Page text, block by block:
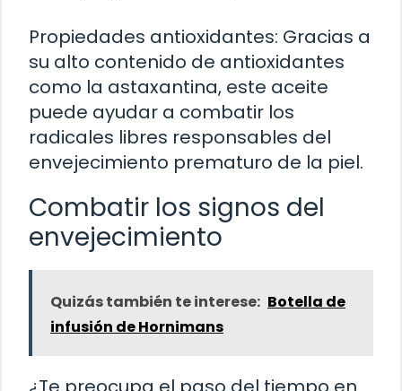
Propiedades antioxidantes: Gracias a
su alto contenido de antioxidantes
como la astaxantina, este aceite
puede ayudar a combatir los
radicales libres responsables del
envejecimiento prematuro de la piel.
Combatir los signos del
envejecimiento
Quizás también te interese: Botella de
infusión de Hornimans